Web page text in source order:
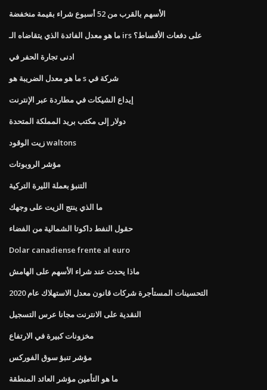
الأسهم بالقرب من 52 أسبوع شراء بقيمة منخفضة
ما هو معدل الفائدة الذي يتقاضاه الـ irs على دفعات الأقساط؟
ادنى تجارة الحفر في
ما هو معدل الضريبة هو s شركة في
إيداع الشيكات في مطاردة عبر الإنترنت
دولار إلى مكتب بريد المملكة المتحدة
زيت الوقود waltons
مؤشر الروبوتات
التنبؤ بعملة الليرة التركية
ما الذي ينتج الزيت على وجهك
حقول النفط داكوتا الشمالية من الفضاء
Dolar canadiense frente al euro
ماذا يحدث عند شراء الأسهم على الهامش
التحسينات المستأجرة شركات قانون معدل الاستهلاك عام 2020
النقدية على الانترنت مجانا عرس التسجيل
مخزونات كبيرة في الارتفاع
مؤشر تنبؤ سوق الفوركس
ما هو التأمين مؤشر العائد المنطقة